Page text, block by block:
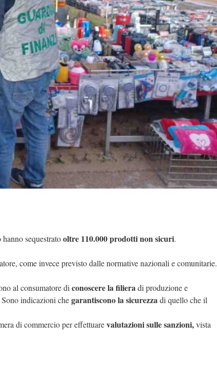
sequestratooltre 110.000 prodotti non sicuri.
come invece previsto dalle normative nazionali e comunitarie.
al consumatore di conoscere la filieradi produzione e
indicazioni chegarantisconola sicurezzadi quello che il
di commercio per effettuarevalutazioni sulle sanzioni,vista